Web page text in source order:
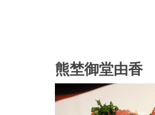
熊埜御堂由香